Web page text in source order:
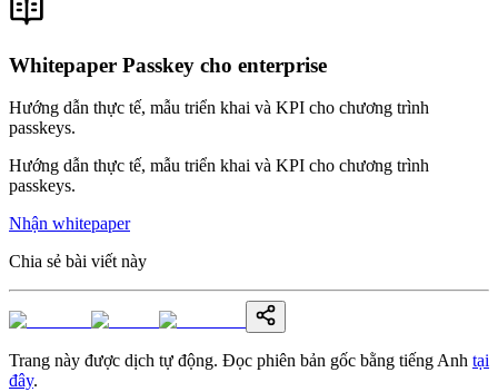
Whitepaper Passkey cho enterprise
Hướng dẫn thực tế, mẫu triển khai và KPI cho chương trình
passkeys.
Hướng dẫn thực tế, mẫu triển khai và KPI cho chương trình
passkeys.
Nhận whitepaper
Chia sẻ bài viết này
Trang này được dịch tự động. Đọc phiên bản gốc bằng tiếng Anh tại
đây.